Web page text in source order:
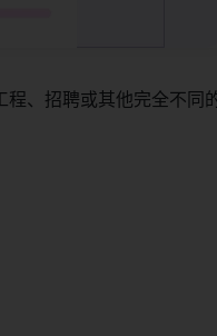
、招聘或其他完全不同